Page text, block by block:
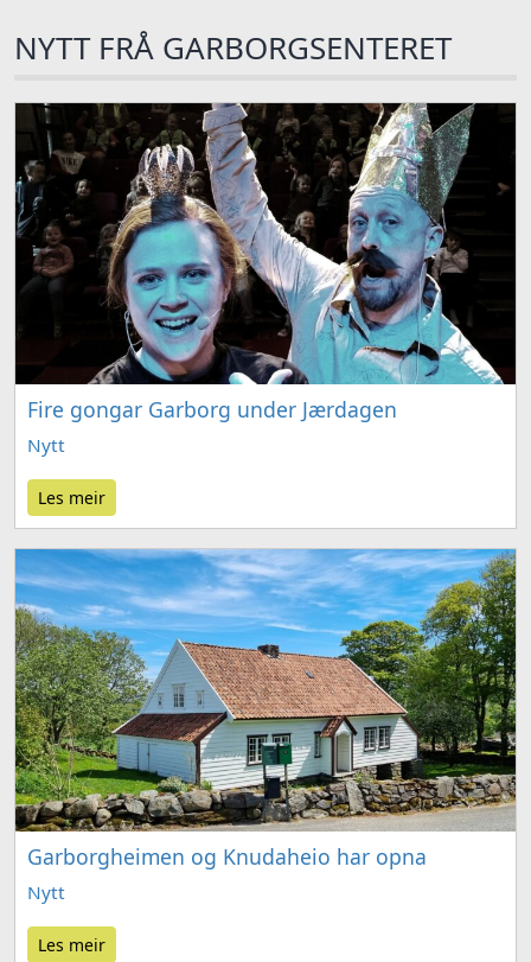
NYTT FRÅ GARBORGSENTERET
Fire gongar Garborg under Jærdagen
Nytt
Les meir
Garborgheimen og Knudaheio har opna
Nytt
Les meir